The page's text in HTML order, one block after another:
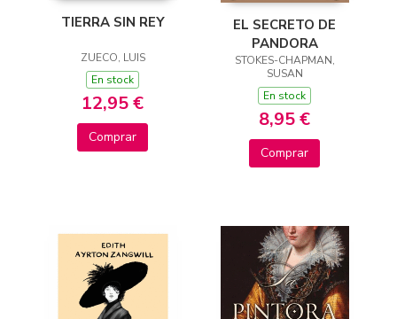
TIERRA SIN REY
ZUECO, LUIS
En stock
12,95 €
Comprar
EL SECRETO DE
PANDORA
STOKES-CHAPMAN,
SUSAN
En stock
8,95 €
Comprar